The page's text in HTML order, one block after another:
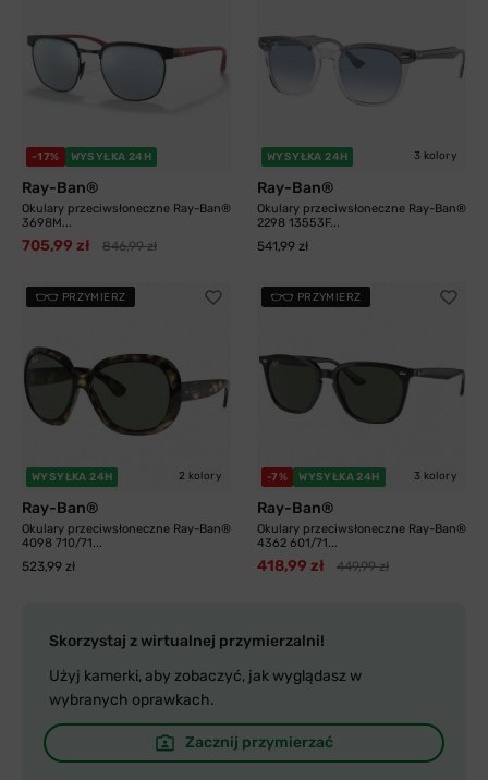
-17% WYSYŁKA 24H
Ray-Ban®
Okulary przeciwsłoneczne Ray-Ban®
3698M...
705,99 zł 846,99 zł
WYSYŁKA 24H 3 kolory
Ray-Ban®
Okulary przeciwsłoneczne Ray-Ban®
2298 13553F...
541,99 zł
PRZYMIERZ
WYSYŁKA 24H 2 kolory
Ray-Ban®
Okulary przeciwsłoneczne Ray-Ban®
4098 710/71...
523,99 zł
PRZYMIERZ
-7% WYSYŁKA 24H 3 kolory
Ray-Ban®
Okulary przeciwsłoneczne Ray-Ban®
4362 601/71...
418,99 zł 449,99 zł
Skorzystaj z wirtualnej przymierzalni!
Użyj kamerki, aby zobaczyć, jak wyglądasz w
wybranych oprawkach.
Zacznij przymierzać